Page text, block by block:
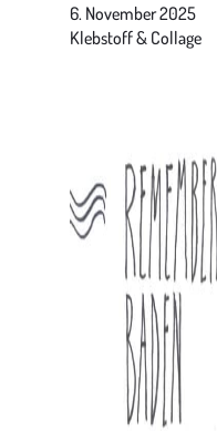
6. November 2025
Klebstoff & Collage